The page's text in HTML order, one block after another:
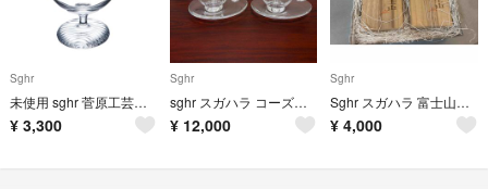
Sghr
未使用 sghr 菅原工芸硝子 ワイングラス デューン
¥ 3,300
Sghr
sghr スガハラ コーズィー ティーカップ モール 4客セット クリア
¥ 12,000
Sghr
Sghr スガハラ 富士山グラス 2セット
¥ 4,000